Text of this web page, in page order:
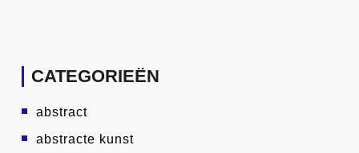
CATEGORIEËN
abstract
abstracte kunst